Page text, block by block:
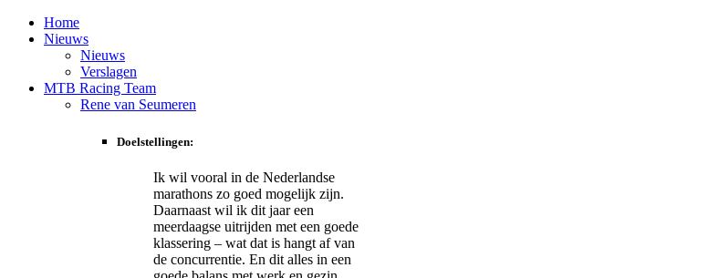
Home
Nieuws
Nieuws
Verslagen
MTB Racing Team
Rene van Seumeren
Doelstellingen:
Ik wil vooral in de Nederlandse
marathons zo goed mogelijk zijn.
Daarnaast wil ik dit jaar een
meerdaagse uitrijden met een goede
klassering – wat dat is hangt af van
de concurrentie. En dit alles in een